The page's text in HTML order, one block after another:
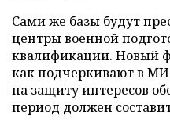
Сами же базы будут
центры военной
квалификации. Новый
как подчеркивают в
на защиту интересов
период должен